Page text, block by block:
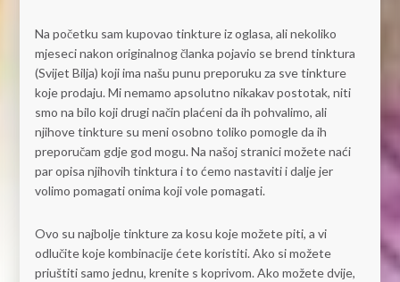
Na početku sam kupovao tinkture iz oglasa, ali nekoliko
mjeseci nakon originalnog članka pojavio se brend tinktura
(Svijet Bilja) koji ima našu punu preporuku za sve tinkture
koje prodaju. Mi nemamo apsolutno nikakav postotak, niti
smo na bilo koji drugi način plaćeni da ih pohvalimo, ali
njihove tinkture su meni osobno toliko pomogle da ih
preporučam gdje god mogu. Na našoj stranici možete naći
par opisa njihovih tinktura i to ćemo nastaviti i dalje jer
volimo pomagati onima koji vole pomagati.
Ovo su najbolje tinkture za kosu koje možete piti, a vi
odlučite koje kombinacije ćete koristiti. Ako si možete
priuštiti samo jednu, krenite s koprivom. Ako možete dvije,